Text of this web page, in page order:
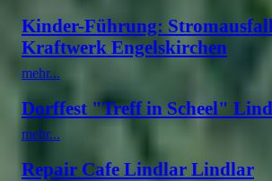
Kinder-Führung:
Kraftwerk Engelskirchen
mehr...
Dorffest "Treff in Scheel"
mehr...
Repair Cafe Lindlar Lindlar